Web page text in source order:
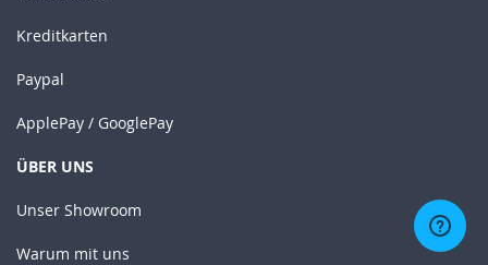
Kreditkarten
Paypal
ApplePay / GooglePay
ÜBER UNS
Unser Showroom
Warum mit uns